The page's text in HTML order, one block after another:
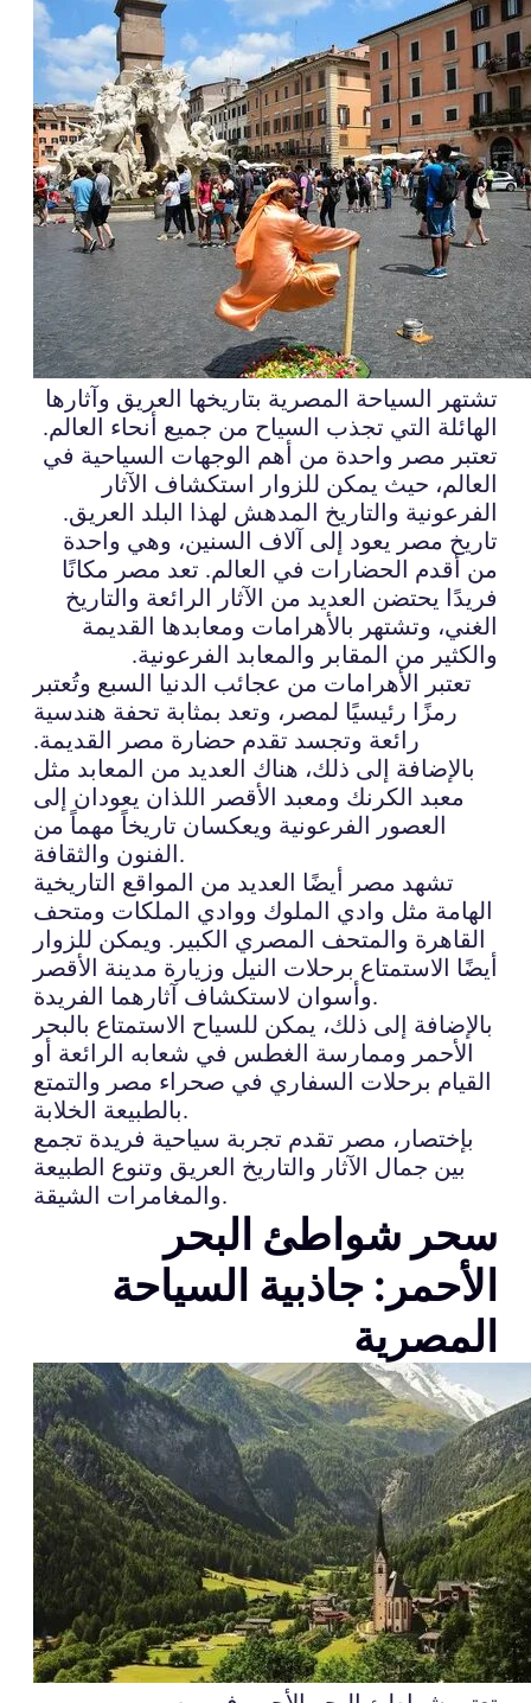
تشتهر السياحة المصرية بتاريخها العريق وآثارها
الهائلة التي تجذب السياح من جميع أنحاء العالم.
تعتبر مصر واحدة من أهم الوجهات السياحية في
العالم، حيث يمكن للزوار استكشاف الآثار
الفرعونية والتاريخ المدهش لهذا البلد العريق.
تاريخ مصر يعود إلى آلاف السنين، وهي واحدة
من أقدم الحضارات في العالم. تعد مصر مكانًا
فريدًا يحتضن العديد من الآثار الرائعة والتاريخ
الغني، وتشتهر بالأهرامات ومعابدها القديمة
والكثير من المقابر والمعابد الفرعونية.
تعتبر الأهرامات من عجائب الدنيا السبع وتُعتبر
رمزًا رئيسيًا لمصر، وتعد بمثابة تحفة هندسية
رائعة وتجسد تقدم حضارة مصر القديمة.
بالإضافة إلى ذلك، هناك العديد من المعابد مثل
معبد الكرنك ومعبد الأقصر اللذان يعودان إلى
العصور الفرعونية ويعكسان تاريخاً مهماً من
الفنون والثقافة.
تشهد مصر أيضًا العديد من المواقع التاريخية
الهامة مثل وادي الملوك ووادي الملكات ومتحف
القاهرة والمتحف المصري الكبير. ويمكن للزوار
أيضًا الاستمتاع برحلات النيل وزيارة مدينة الأقصر
وأسوان لاستكشاف آثارهما الفريدة.
بالإضافة إلى ذلك، يمكن للسياح الاستمتاع بالبحر
الأحمر وممارسة الغطس في شعابه الرائعة أو
القيام برحلات السفاري في صحراء مصر والتمتع
بالطبيعة الخلابة.
بإختصار، مصر تقدم تجربة سياحية فريدة تجمع
بين جمال الآثار والتاريخ العريق وتنوع الطبيعة
والمغامرات الشيقة.
سحر شواطئ البحر
الأحمر: جاذبية السياحة
المصرية